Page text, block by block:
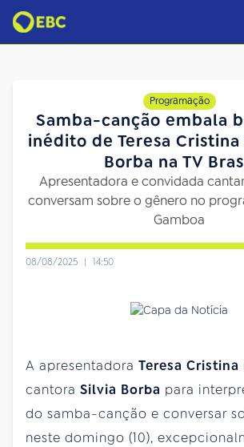
Programação
Samba-canção embala
inédito de Teresa
Borba na TV
Apresentadora e convidada
conversam sobre o gênero no
Gamboa
08/08/2025 | 14:50
A apresentadora Teresa Cristina
cantora Silvia Borba para
do samba-canção e conversar
neste domingo (10),